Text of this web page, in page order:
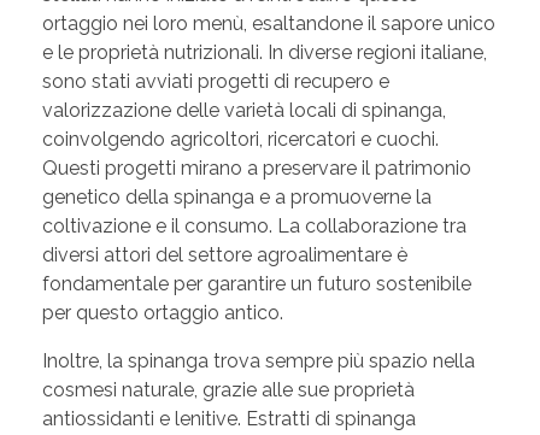
ortaggio nei loro menù, esaltandone il sapore unico
e le proprietà nutrizionali. In diverse regioni italiane,
sono stati avviati progetti di recupero e
valorizzazione delle varietà locali di spinanga,
coinvolgendo agricoltori, ricercatori e cuochi.
Questi progetti mirano a preservare il patrimonio
genetico della spinanga e a promuoverne la
coltivazione e il consumo. La collaborazione tra
diversi attori del settore agroalimentare è
fondamentale per garantire un futuro sostenibile
per questo ortaggio antico.
Inoltre, la spinanga trova sempre più spazio nella
cosmesi naturale, grazie alle sue proprietà
antiossidanti e lenitive. Estratti di spinanga